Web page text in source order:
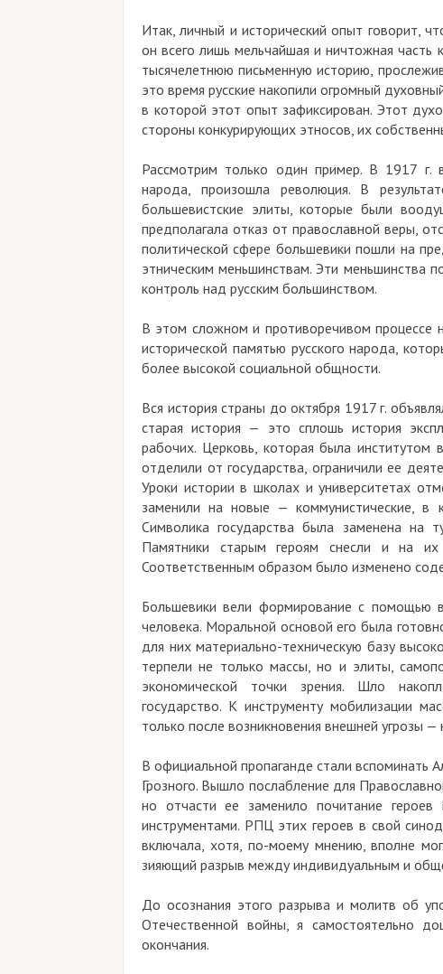
Итак, личный и исторический опыт говорит,
он всего лишь мельчайшая и ничтожная
тысячелетнюю письменную историю,
это время русские накопили огромный
в которой этот опыт зафиксирован. Этот
стороны конкурирующих этносов, их
Рассмотрим только один пример. В 1917 г.
народа, произошла революция. В
большевистские элиты, которые были
предполагала отказ от православной веры,
политической сфере большевики пошли на
этническим меньшинствам. Эти меньшинства
контроль над русским большинством.
В этом сложном и противоречивом процессе
исторической памятью русского народа,
более высокой социальной общности.
Вся история страны до октября 1917 г.
старая история — это сплошь история
рабочих. Церковь, которая была институтом
отделили от государства, ограничили ее
Уроки истории в школах и университетах
заменили на новые — коммунистические,
Символика государства была заменена на
Памятники старым героям снесли и на
Соответственным образом было изменено
Большевики вели формирование с помощью
человека. Моральной основой его была
для них материально-техническую базу
терпели не только массы, но и элиты,
экономической точки зрения. Шло
государство. К инструменту мобилизации
только после возникновения внешней угрозы
В официальной пропаганде стали вспоминать
Грозного. Вышло послабление для
но отчасти ее заменило почитание
инструментами. РПЦ этих героев в свой
включала, хотя, по-моему мнению, вполне
зияющий разрыв между индивидуальным и
До осознания этого разрыва и молитв об
Отечественной войны, я самостоятельно
окончания.